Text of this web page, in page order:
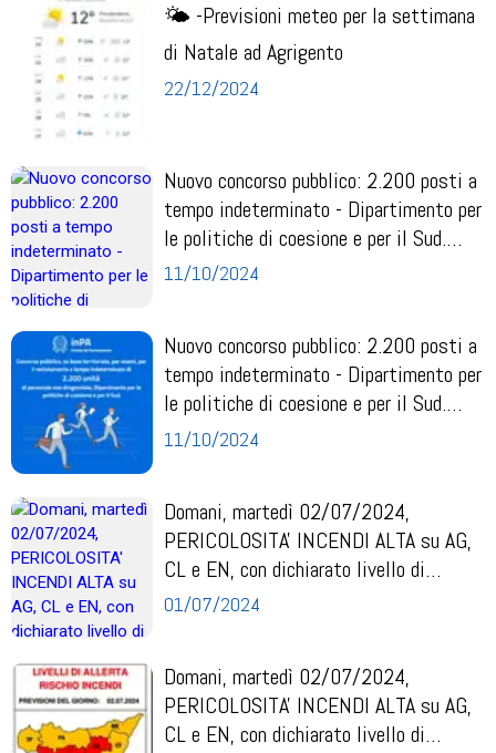
🌤 -Previsioni meteo per la settimana
di Natale ad Agrigento
22/12/2024
Nuovo concorso pubblico: 2.200 posti a
tempo indeterminato - Dipartimento per
le politiche di coesione e per il Sud.
Can...
11/10/2024
Nuovo concorso pubblico: 2.200 posti a
tempo indeterminato - Dipartimento per
le politiche di coesione e per il Sud.
Can...
11/10/2024
Domani, martedì 02/07/2024,
PERICOLOSITA' INCENDI ALTA su AG,
CL e EN, con dichiarato livello di
ATTENZIONE RISCHIO INCE...
01/07/2024
Domani, martedì 02/07/2024,
PERICOLOSITA' INCENDI ALTA su AG,
CL e EN, con dichiarato livello di